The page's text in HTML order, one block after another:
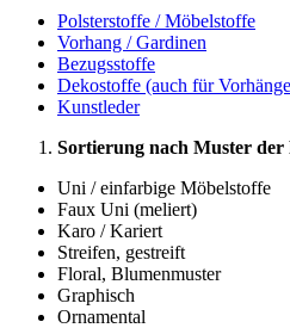
Polsterstoffe / Möbelstoffe
Vorhang / Gardinen
Bezugsstoffe
Dekostoffe (auch für
Kunstleder
Sortierung nach Muster der
Uni / einfarbige Möbelstoffe
Faux Uni (meliert)
Karo / Kariert
Streifen, gestreift
Floral, Blumenmuster
Graphisch
Ornamental